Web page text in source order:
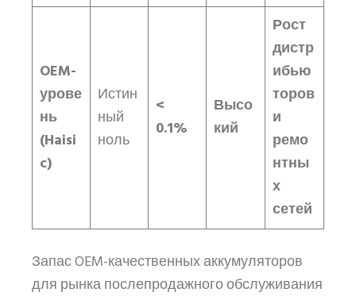
OEM-
урове
нь
(Haisi
c)
Истин
ный
ноль
<
0.1%
Высо
кий
Рост
дистр
ибью
торов
и
ремо
нтны
х
сетей
Запас OEM-качественных аккумуляторов
для рынка послепродажного обслуживания